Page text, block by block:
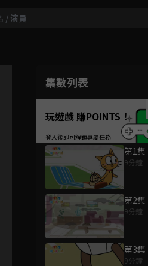
集數列表
玩遊戲 賺POINTS！
第1集
9分鐘
第2集
9分鐘
第3集
9分鐘